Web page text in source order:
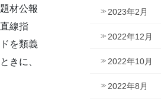
材公報
線指
を類義
きに、
2023年2月
2022年12月
2022年10月
2022年8月